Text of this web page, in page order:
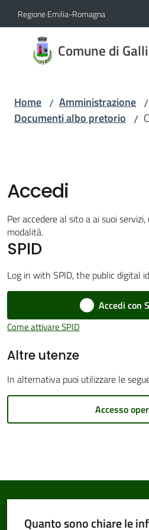
Vai al contenuto
Vai alla navigazione
Vai al footer
Regione Emilia-Romagna
Comune di
Comune
di
Amministrazione
Servizi
Vivere
Galliera
Amministrazione
Tutti
Home / Amministrazione /
Documenti albo pretorio /
Accedi
Per accedere al sito a ai suoi
modalità.
SPID
Log in with SPID, the public digital
Accedi con
Come attivare SPID
Altre utenze
In alternativa puoi utilizzare le
Accesso
Quanto sono chiare le